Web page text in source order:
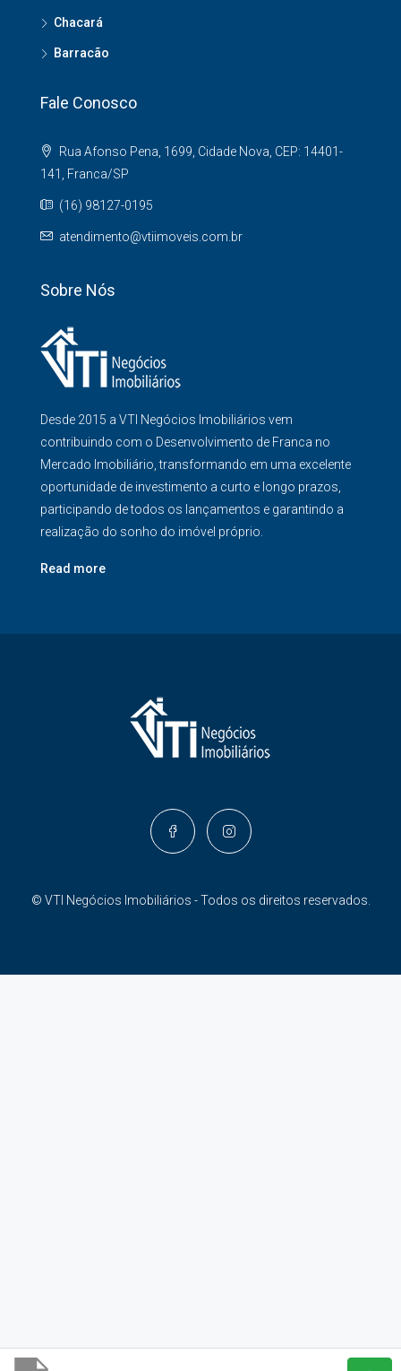
Chacará
Barracão
Fale Conosco
Rua Afonso Pena, 1699, Cidade Nova, CEP: 14401-
141, Franca/SP
(16) 98127-0195
atendimento@vtiimoveis.com.br
Sobre Nós
Desde 2015 a VTI Negócios Imobiliários vem
contribuindo com o Desenvolvimento de Franca no
Mercado Imobiliário, transformando em uma excelente
oportunidade de investimento a curto e longo prazos,
participando de todos os lançamentos e garantindo a
realização do sonho do imóvel próprio.
Read more
© VTI Negócios Imobiliários - Todos os direitos reservados.